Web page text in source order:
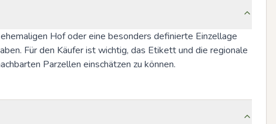
Hof oder eine besonders definierte Einzellage
Für den Käufer ist wichtig, das Etikett und die regionale
Parzellen einschätzen zu können.